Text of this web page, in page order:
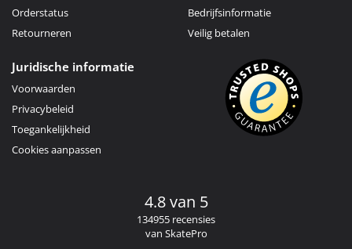
Orderstatus
Retourneren
Bedrijfsinformatie
Veilig betalen
Juridische informatie
Voorwaarden
Privacybeleid
Toegankelijkheid
Cookies aanpassen
4.8 van 5
134955 recensies
van SkatePro